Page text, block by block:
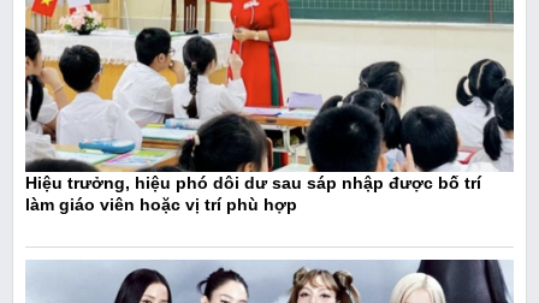
Hiệu trưởng, hiệu phó dôi dư sau sáp nhập được bố trí
làm giáo viên hoặc vị trí phù hợp